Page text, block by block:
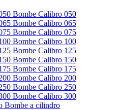
Bombe Calibro 050
Bombe Calibro 065
Bombe Calibro 075
Bombe Calibro 100
Bombe Calibro 125
Bombe Calibro 150
Bombe Calibro 175
Bombe Calibro 200
Bombe Calibro 250
Bombe Calibro 300
Bombe a cilindro